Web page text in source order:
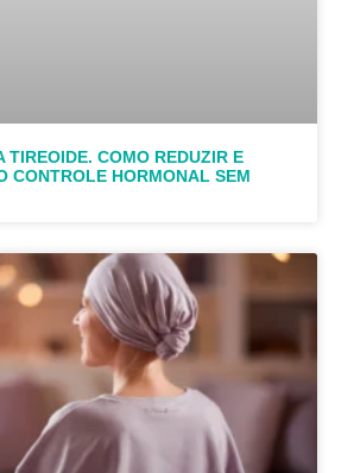
TIREOIDE. COMO REDUZIR E
CONTROLE HORMONAL SEM